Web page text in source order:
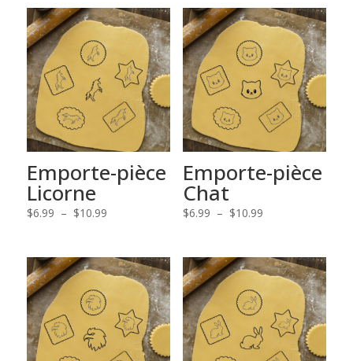
Emporte-pièce
Licorne
$6.99 – $10.99Plage
$6.99
$10.99
Emporte-pièce
Chat
$6.99 – $10.99Plage
$6.99
$10.99